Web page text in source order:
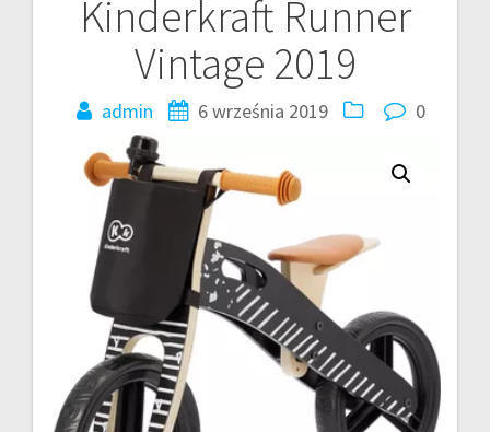
Kinderkraft Runner
Vintage 2019
admin 6 września 2019 0
Nawigacja